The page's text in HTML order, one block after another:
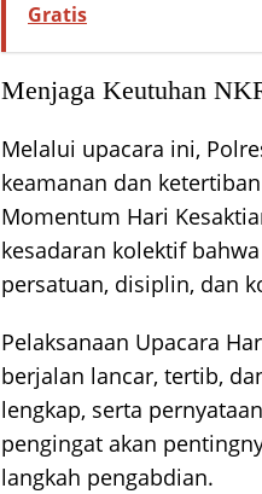
Gratis
Menjaga Keutuhan
Melalui upacara ini,
keamanan dan
Momentum Hari
kesadaran kolektif
persatuan, disiplin, dan
Pelaksanaan Upacara
berjalan lancar, tertib,
lengkap, serta
pengingat akan
langkah pengabdian.